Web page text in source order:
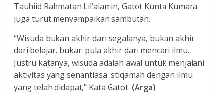
Tauhiid Rahmatan Lil’alamin, Gatot Kunta Kumara
juga turut menyampaikan sambutan.
“Wisuda bukan akhir dari segalanya, bukan akhir
dari belajar, bukan pula akhir dari mencari ilmu.
Justru katanya, wisuda adalah awal untuk menjalani
aktivitas yang senantiasa istiqamah dengan ilmu
yang telah didapat,” Kata Gatot. (Arga)